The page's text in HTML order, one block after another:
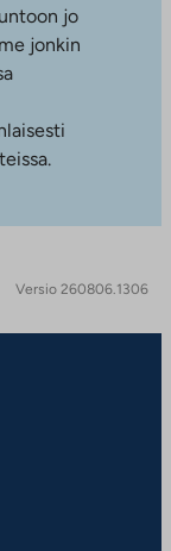
jo
jonkin
Versio 260806.1306